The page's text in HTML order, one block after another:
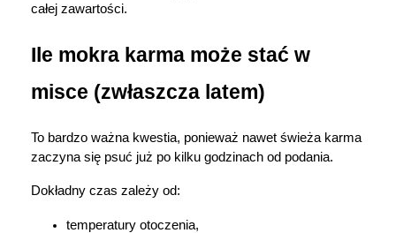
Korzystamy z plików cookies w celu
preferencji. Więcej informacji znajdziesz w
warunki przechowywania lub dostępu do
"Ustawienia" lub możesz zaakceptować
ustawienia wszystkich cookies klikając
całej zawartości.
Ile mokra karma może stać w
misce (zwłaszcza latem)
To bardzo ważna kwestia, ponieważ nawet świeża karma
zaczyna się psuć już po kilku godzinach od podania.
Dokładny czas zależy od:
temperatury otoczenia,